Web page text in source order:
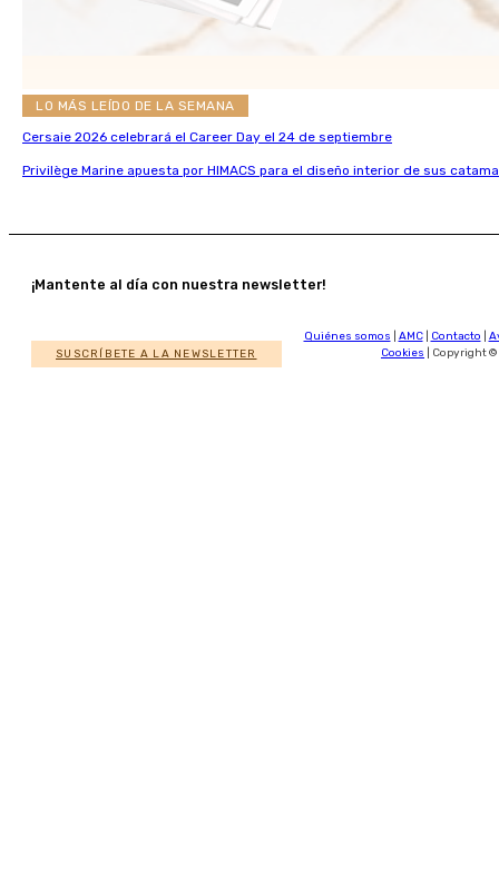
LO MÁS LEÍDO DE LA SEMANA
Cersaie 2026 celebrará el Career Day el 24 de septiembre
Privilège Marine apuesta por HIMACS para el diseño interior de sus
¡Mantente al día con nuestra newsletter!
SUSCRÍBETE A LA NEWSLETTER
Quiénes somos AMC| Contacto
Cookies | Copyright